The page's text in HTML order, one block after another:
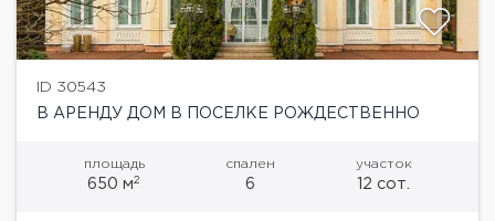
ID 30543
В АРЕНДУ ДОМ В ПОСЕЛКЕ РОЖДЕСТВЕННО
площадь
650 м2
спален
6
участок
12 сот.